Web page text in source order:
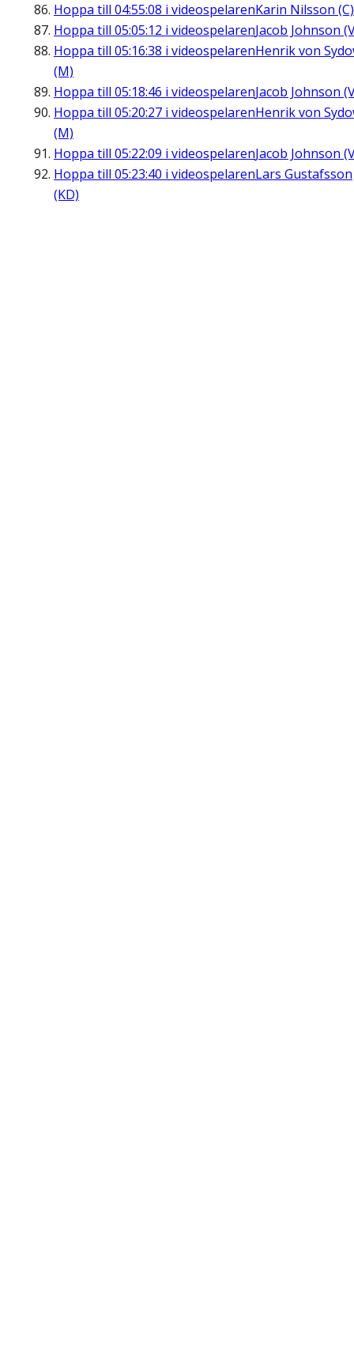
Hoppa till 04:55:08 i videospelarenKarin Nilsson (C)
Hoppa till 05:05:12 i videospelarenJacob Johnson
Hoppa till 05:16:38 i videospelarenHenrik von
(M)
Hoppa till 05:18:46 i videospelarenJacob Johnson
Hoppa till 05:20:27 i videospelarenHenrik von
(M)
Hoppa till 05:22:09 i videospelarenJacob Johnson
Hoppa till 05:23:40 i videospelarenLars Gustafsson
(KD)